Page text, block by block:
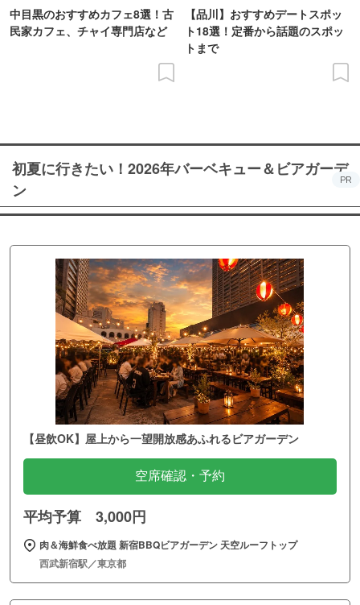
中目黒のおすすめカフェ8選！古
民家カフェ、チャイ専門店など
【品川】おすすめデートスポッ
ト18選！定番から話題のスポッ
トまで
初夏に行きたい！2026年バーベキュー＆ビアガーデ
ン
PR
【昼飲OK】屋上から一望開放感あふれるビアガーデン
空席確認・予約
平均予算 3,000円
肉＆海鮮食べ放題 新宿BBQビアガーデン 天空ルーフトップ
西武新宿駅／東京都